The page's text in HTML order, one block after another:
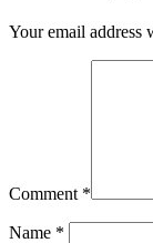
Your email address
Comment *
Name *